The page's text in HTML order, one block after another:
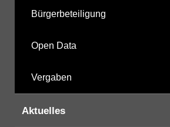
Bürgerbeteiligung
Open Data
Vergaben
Aktuelles